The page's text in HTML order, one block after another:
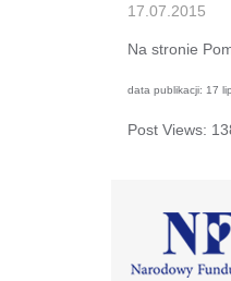
17.07.2015
Na stronie
data publikacji: 17
Post Views: